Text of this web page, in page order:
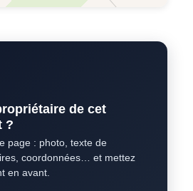
de cet
?
page : photo, texte de
coordonnées… et mettez
en avant.